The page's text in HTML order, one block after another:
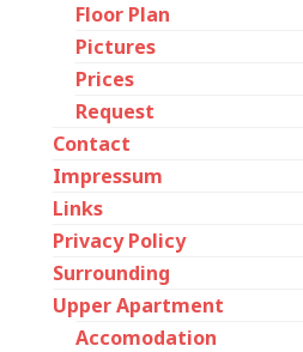
Floor Plan
Pictures
Prices
Request
Contact
Impressum
Links
Privacy Policy
Surrounding
Upper Apartment
Accomodation